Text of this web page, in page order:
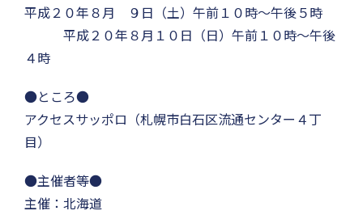
平成２０年８月 ９日（土）午前１０時〜午後５時
平成２０年８月１０日（日）午前１０時〜午後
４時
●ところ●
アクセスサッポロ（札幌市白石区流通センター４丁
目）
●主催者等●
主催：北海道